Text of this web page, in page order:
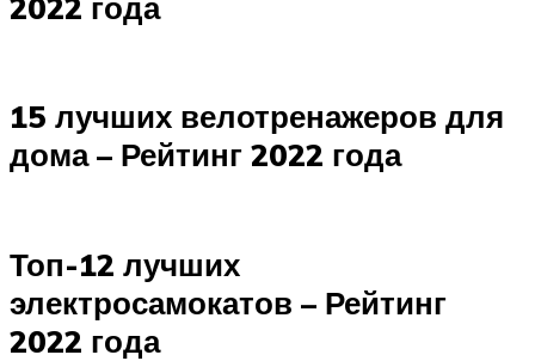
15 лучших велотренажеров для
дома – Рейтинг 2022 года
Топ-12 лучших
электросамокатов – Рейтинг
2022 года